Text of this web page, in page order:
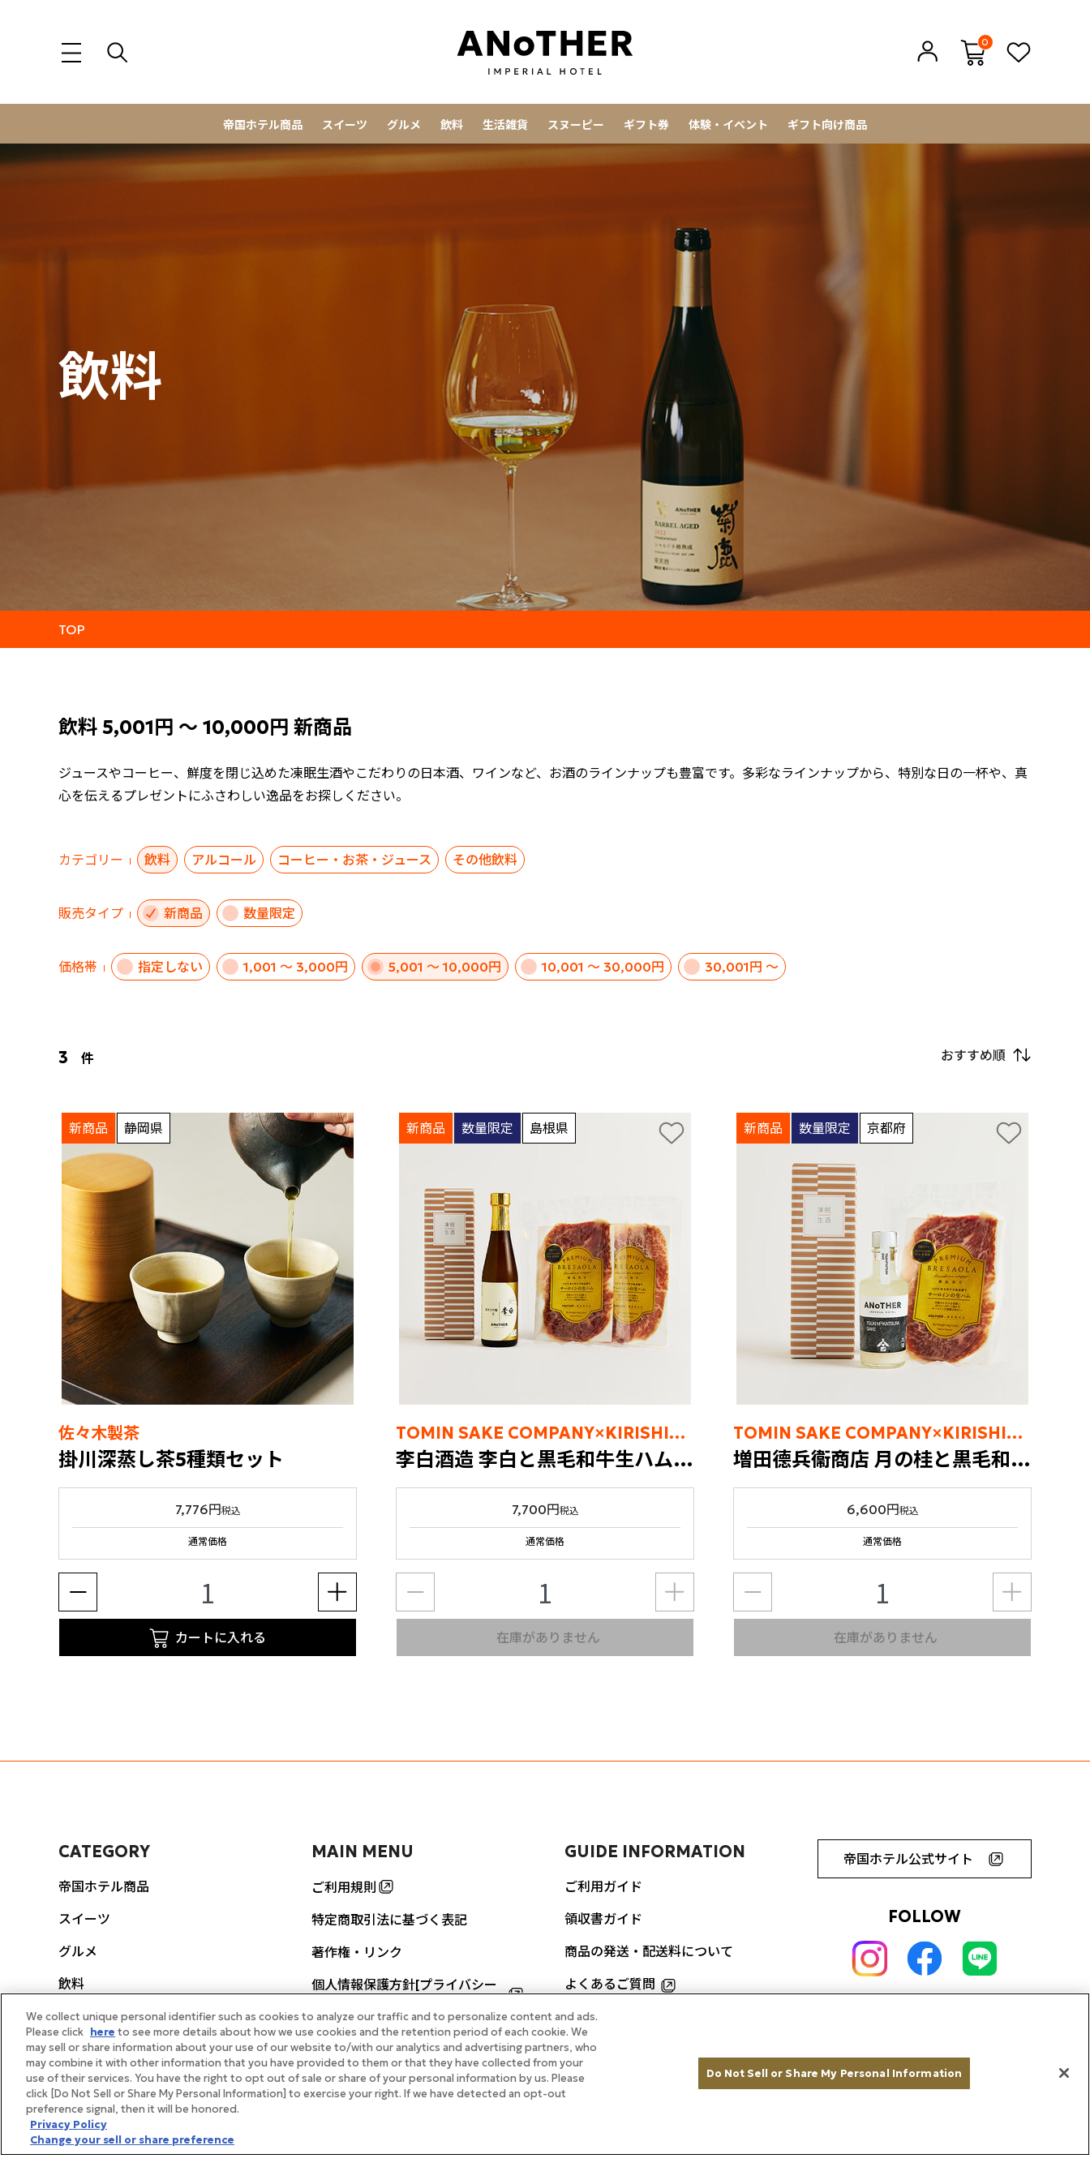
0
帝国ホテル商品 スイーツ グルメ 飲料 生活雑貨 スヌーピー ギフト券 体験・イベント ギフト向け商品
飲料
TOP
飲料 5,001円 ～ 10,000円 新商品
ジュースやコーヒー、鮮度を閉じ込めた凍眠生酒やこだわりの日本酒、ワインなど、お酒のラインナップも豊富です。多彩なラインナップから、特別な日の一杯や、真
心を伝えるプレゼントにふさわしい逸品をお探しください。
カテゴリー 飲料 アルコール コーヒー・お茶・ジュース その他飲料
販売タイプ 新商品 数量限定
価格帯 指定しない 1,001 ～ 3,000円 5,001 ～ 10,000円 10,001 ～ 30,000円 30,001円 ～
3 件 おすすめ順
新商品 静岡県
佐々木製茶
掛川深蒸し茶5種類セット
7,776円税込
通常価格
カートに入れる
新商品 数量限定 島根県
TOMIN SAKE COMPANY×KIRISHIMA RANCH
李白酒造 李白と黒毛和牛生ハムのマリアージュセット
7,700円税込
通常価格
在庫がありません
新商品 数量限定 京都府
TOMIN SAKE COMPANY×KIRISHIMA RANCH
増田德兵衞商店 月の桂と黒毛和牛生ハムのマリアージュセット
6,600円税込
通常価格
在庫がありません
CATEGORY
帝国ホテル商品
スイーツ
グルメ
飲料
生活雑貨
スヌーピー
ギフト券
体験・イベント
ギフト向け商品
MAIN MENU
ご利用規則
特定商取引法に基づく表記
著作権・リンク
個人情報保護方針[プライバシー
FEATURES
帝国ホテルのカレーをご自宅で
GUIDE INFORMATION
ご利用ガイド
領収書ガイド
商品の発送・配送料について
よくあるご質問
お問い合わせ
帝国ホテル公式サイト
FOLLOW
We collect unique personal identifier such as cookies to analyze our traffic and to personalize content and ads.
Please click here to see more details about how we use cookies and the retention period of each cookie. We
may sell or share information about your use of our website to/with our analytics and advertising partners, who
may combine it with other information that you have provided to them or that they have collected from your
use of their services. You have the right to opt out of sale or share of your personal information by us. Please
click [Do Not Sell or Share My Personal Information] to exercise your right. If we have detected an opt-out
preference signal, then it will be honored.
Privacy Policy
Change your sell or share preference
Do Not Sell or Share My Personal Information